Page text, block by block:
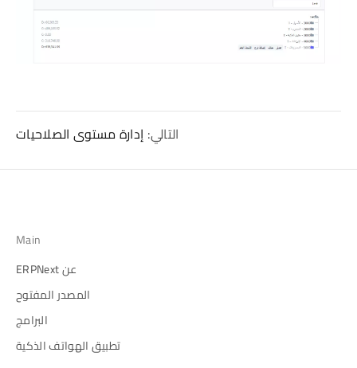
التالي: إدارة مستوى الصلاحيات
Main
عن ERPNext
المصدر المفتوح
البرامج
تطبيق الهواتف الذكية